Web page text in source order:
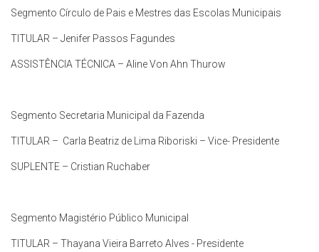
Segmento Círculo de Pais e Mestres das Escolas Municipais
TITULAR – Jenifer Passos Fagundes
ASSISTÊNCIA TÉCNICA – Aline Von Ahn Thurow
Segmento Secretaria Municipal da Fazenda
TITULAR – Carla Beatriz de Lima Riboriski – Vice- Presidente
SUPLENTE – Cristian Ruchaber
Segmento Magistério Público Municipal
TITULAR – Thayana Vieira Barreto Alves - Presidente